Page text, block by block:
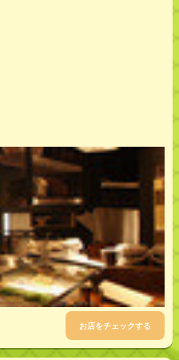
お店をチェックする